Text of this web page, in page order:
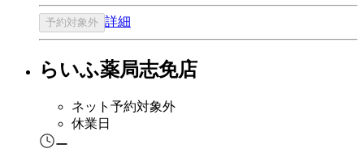
予約対象外 詳細
らいふ薬局志免店
ネット予約対象外
休業日
ー